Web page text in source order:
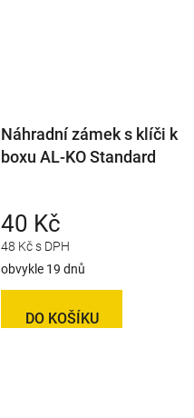
Náhradní zámek s klíči k
boxu AL-KO Standard
48 Kč s DPH
40 Kč
obvykle 19 dnů
DO KOŠÍKU